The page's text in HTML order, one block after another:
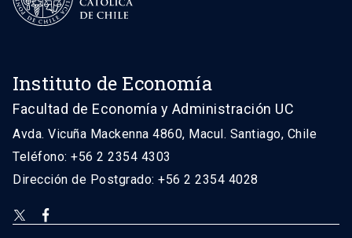
Instituto de Economía
Facultad de Economía y Administración UC
Avda. Vicuña Mackenna 4860, Macul. Santiago, Chile
Teléfono: +56 2 2354 4303
Dirección de Postgrado: +56 2 2354 4028